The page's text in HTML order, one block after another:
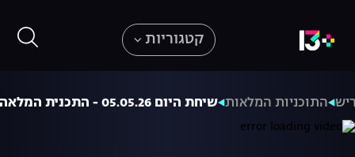
קטגוריות
התוכניות המלאות שיחת היום 05.05.26 - התכנית המלאה